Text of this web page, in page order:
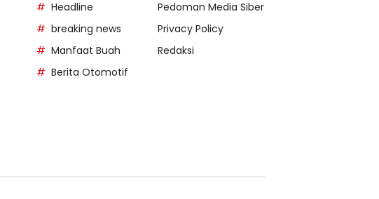
Headline
breaking news
Manfaat Buah
Berita Otomotif
Pedoman Media Siber
Privacy Policy
Redaksi